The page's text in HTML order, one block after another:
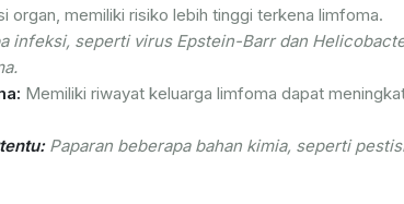
organ, memiliki risiko lebih tinggi terkena limfoma.
infeksi, seperti virus Epstein-Barr dan
Memiliki riwayat keluarga limfoma dapat
Paparan beberapa bahan kimia, seperti